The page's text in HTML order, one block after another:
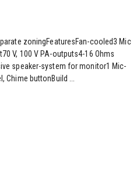
zoningFeaturesFan-cooled3 Mic
V, 100 V PA-outputs4-16 Ohms
speaker-system for monitor1 Mic-
buttonBuild ...